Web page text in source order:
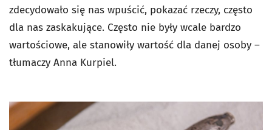
zdecydowało się nas wpuścić, pokazać rzeczy, często
dla nas zaskakujące. Często nie były wcale bardzo
wartościowe, ale stanowiły wartość dla danej osoby –
tłumaczy Anna Kurpiel.